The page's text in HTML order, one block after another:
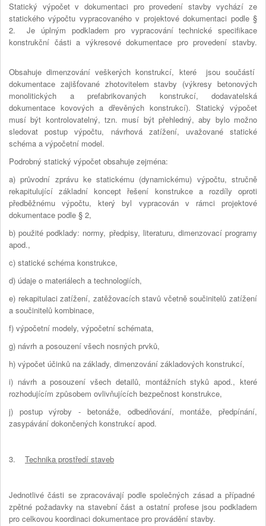
Statický výpočet v dokumentaci pro provedení stavby vychází ze
statického výpočtu vypracovaného v projektové dokumentaci podle §
2. Je úplným podkladem pro vypracování technické specifikace
konstrukční části a výkresové dokumentace pro provedení stavby.
Obsahuje dimenzování veškerých konstrukcí, které jsou součástí
dokumentace zajišťované zhotovitelem stavby (výkresy betonových
monolitických a prefabrikovaných konstrukcí, dodavatelská
dokumentace kovových a dřevěných konstrukcí). Statický výpočet
musí být kontrolovatelný, tzn. musí být přehledný, aby bylo možno
sledovat postup výpočtu, návrhová zatížení, uvažované statické
schéma a výpočetní model.
Podrobný statický výpočet obsahuje zejména:
a) průvodní zprávu ke statickému (dynamickému) výpočtu, stručně
rekapitulující základní koncept řešení konstrukce a rozdíly oproti
předběžnému výpočtu, který byl vypracován v rámci projektové
dokumentace podle § 2,
b) použité podklady: normy, předpisy, literaturu, dimenzovací programy
apod.,
c) statické schéma konstrukce,
d) údaje o materiálech a technologiích,
e) rekapitulaci zatížení, zatěžovacích stavů včetně součinitelů zatížení
a součinitelů kombinace,
f) výpočetní modely, výpočetní schémata,
g) návrh a posouzení všech nosných prvků,
h) výpočet účinků na základy, dimenzování základových konstrukcí,
i) návrh a posouzení všech detailů, montážních styků apod., které
rozhodujícím způsobem ovlivňujících bezpečnost konstrukce,
j) postup výroby - betonáže, odbedňování, montáže, předpínání,
zasypávání dokončených konstrukcí apod.
3. Technika prostředí staveb
Jednotlivé části se zpracovávají podle společných zásad a případné
zpětné požadavky na stavební část a ostatní profese jsou podkladem
pro celkovou koordinaci dokumentace pro provádění stavby.